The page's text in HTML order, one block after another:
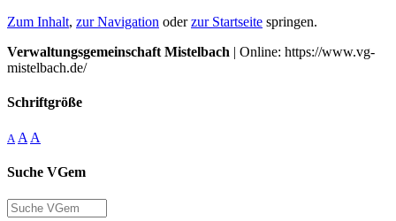
Zum Inhalt, zur Navigation oderzur Startseite springen.
Verwaltungsgemeinschaft Mistelbach | Online: https://www.vg-
mistelbach.de/
Schriftgröße
A A A
Suche VGem